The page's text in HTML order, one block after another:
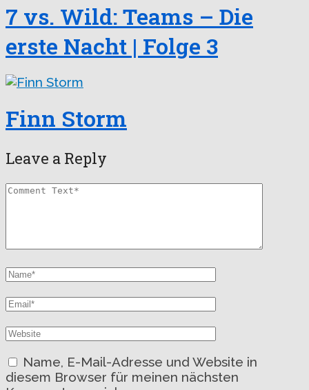
7 vs. Wild: Teams – Die
erste Nacht | Folge 3
Finn Storm
Leave a Reply
Name, E-Mail-Adresse und Website in
diesem Browser für meinen nächsten